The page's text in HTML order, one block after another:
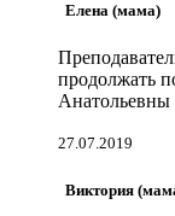
Елена (мама)
продолжать
Анатольевны
27.07.2019
Виктория